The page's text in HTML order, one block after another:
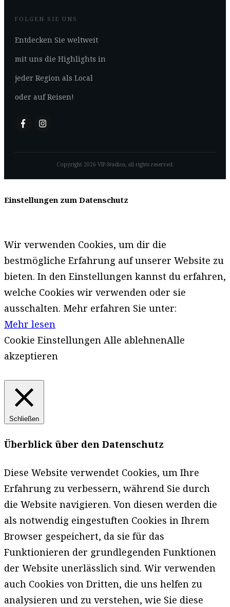
FOLGEN SIE UNS
Entdecken Sie weltweit
mit uns die Highlights in
jeder Region als Local
oder auf Reisen!
Copyright 2026 VIP-Studios, all rights reserved.
Einstellungen zum Datenschutz
Wir verwenden Cookies, um dir die
bestmögliche Erfahrung auf unserer Website zu
bieten. In den Einstellungen kannst du erfahren,
welche Cookies wir verwenden oder sie
ausschalten. Mehr erfahren Sie unter:
Mehr lesen
Cookie Einstellungen Alle ablehnenAlle
akzeptieren
Schließen
Überblick über den Datenschutz
Diese Website verwendet Cookies, um Ihre
Erfahrung zu verbessern, während Sie durch
die Website navigieren. Von diesen werden die
als notwendig eingestuften Cookies in Ihrem
Browser gespeichert, da sie für das
Funktionieren der grundlegenden Funktionen
der Website unerlässlich sind. Wir verwenden
auch Cookies von Dritten, die uns helfen zu
analysieren und zu verstehen, wie Sie diese